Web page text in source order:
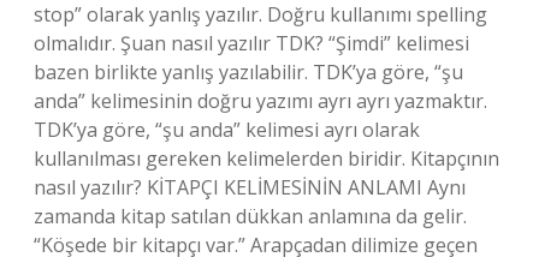
stop” olarak yanlış yazılır. Doğru kullanımı spelling
olmalıdır. Şuan nasıl yazılır TDK? “Şimdi” kelimesi
bazen birlikte yanlış yazılabilir. TDK’ya göre, “şu
anda” kelimesinin doğru yazımı ayrı ayrı yazmaktır.
TDK’ya göre, “şu anda” kelimesi ayrı olarak
kullanılması gereken kelimelerden biridir. Kitapçının
nasıl yazılır? KİTAPÇI KELİMESİNİN ANLAMI Aynı
zamanda kitap satılan dükkan anlamına da gelir.
“Köşede bir kitapçı var.” Arapçadan dilimize geçen